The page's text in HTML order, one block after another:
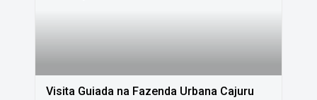
Visita Guiada na Fazenda Urbana Cajuru